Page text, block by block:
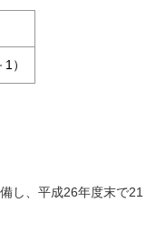
）
し、平成26年度末で21